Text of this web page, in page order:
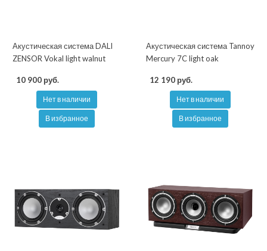
Акустическая система DALI
ZENSOR Vokal light walnut
10 900 руб.
Нет в наличии
В избранное
Акустическая система Tannoy
Mercury 7C light oak
12 190 руб.
Нет в наличии
В избранное